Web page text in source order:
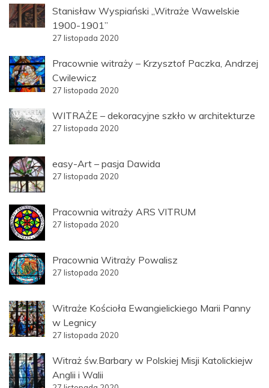
Stanisław Wyspiański „Witraże Wawelskie
1900-1901”
27 listopada 2020
Pracownie witraży – Krzysztof Paczka, Andrzej
Cwilewicz
27 listopada 2020
WITRAŻE – dekoracyjne szkło w architekturze
27 listopada 2020
easy-Art – pasja Dawida
27 listopada 2020
Pracownia witraży ARS VITRUM
27 listopada 2020
Pracownia Witraży Powalisz
27 listopada 2020
Witraże Kościoła Ewangielickiego Marii Panny
w Legnicy
27 listopada 2020
Witraż św.Barbary w Polskiej Misji Katolickiejw
Anglii i Walii